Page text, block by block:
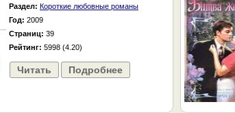
Раздел: Короткие любовные романы
Год: 2009
Страниц: 39
Рейтинг: 5998 (4.20)
Читать Подробнее